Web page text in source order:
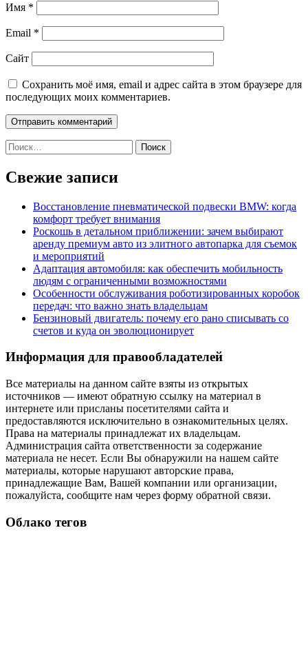
Имя *
Email *
Сайт
Сохранить моё имя, email и адрес сайта в этом браузере для
последующих моих комментариев.
Найти:
Свежие записи
Восстановление пневматической подвески BMW: когда
комфорт требует внимания
Роскошь в детальном приближении: зачем выбирают
аренду премиум авто из элитного автопарка для съемок
и мероприятий
Адаптация автомобиля: как обеспечить мобильность
людям с ограниченными возможностями
Особенности обслуживания роботизированных коробок
передач: что важно знать владельцам
Бензиновый двигатель: почему его рано списывать со
счетов и куда он эволюционирует
Информация для правообладателей
Все материалы на данном сайте взяты из открытых
источников — имеют обратную ссылку на материал в
интернете или присланы посетителями сайта и
предоставляются исключительно в ознакомительных целях.
Права на материалы принадлежат их владельцам.
Администрация сайта ответственности за содержание
материала не несет. Если Вы обнаружили на нашем сайте
материалы, которые нарушают авторские права,
принадлежащие Вам, Вашей компании или организации,
пожалуйста, сообщите нам через форму обратной связи.
Облако тегов